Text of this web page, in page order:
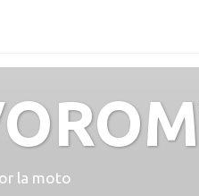
la moto